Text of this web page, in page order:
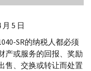
5 日
SR的纳税人都必须
产或服务的回报、奖励
售、交换或转让而处置